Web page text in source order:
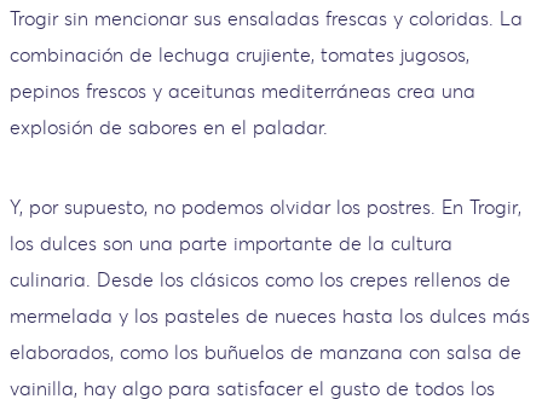
Trogir sin mencionar sus ensaladas frescas y coloridas. La
combinación de lechuga crujiente, tomates jugosos,
pepinos frescos y aceitunas mediterráneas crea una
explosión de sabores en el paladar.
Y, por supuesto, no podemos olvidar los postres. En Trogir,
los dulces son una parte importante de la cultura
culinaria. Desde los clásicos como los crepes rellenos de
mermelada y los pasteles de nueces hasta los dulces más
elaborados, como los buñuelos de manzana con salsa de
vainilla, hay algo para satisfacer el gusto de todos los